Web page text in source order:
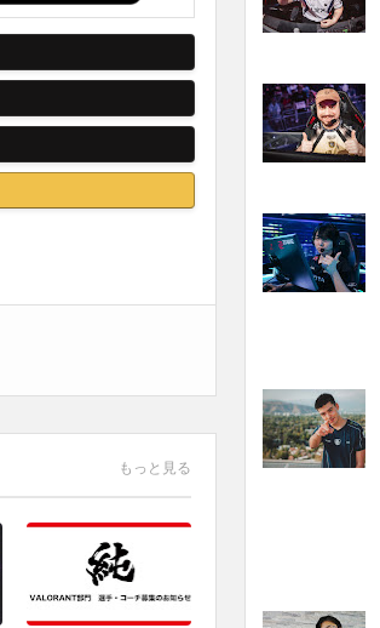
もっと見る